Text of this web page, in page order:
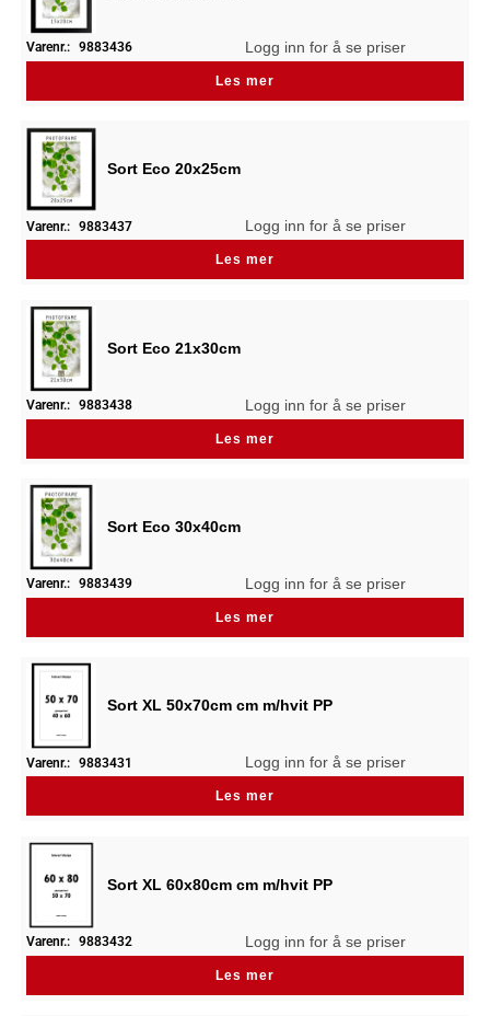
Varenr.: 9883436 Logg inn for å se priser
Les mer
Sort Eco 20x25cm
Varenr.: 9883437 Logg inn for å se priser
Les mer
Sort Eco 21x30cm
Varenr.: 9883438 Logg inn for å se priser
Les mer
Sort Eco 30x40cm
Varenr.: 9883439 Logg inn for å se priser
Les mer
Sort XL 50x70cm cm m/hvit PP
Varenr.: 9883431 Logg inn for å se priser
Les mer
Sort XL 60x80cm cm m/hvit PP
Varenr.: 9883432 Logg inn for å se priser
Les mer